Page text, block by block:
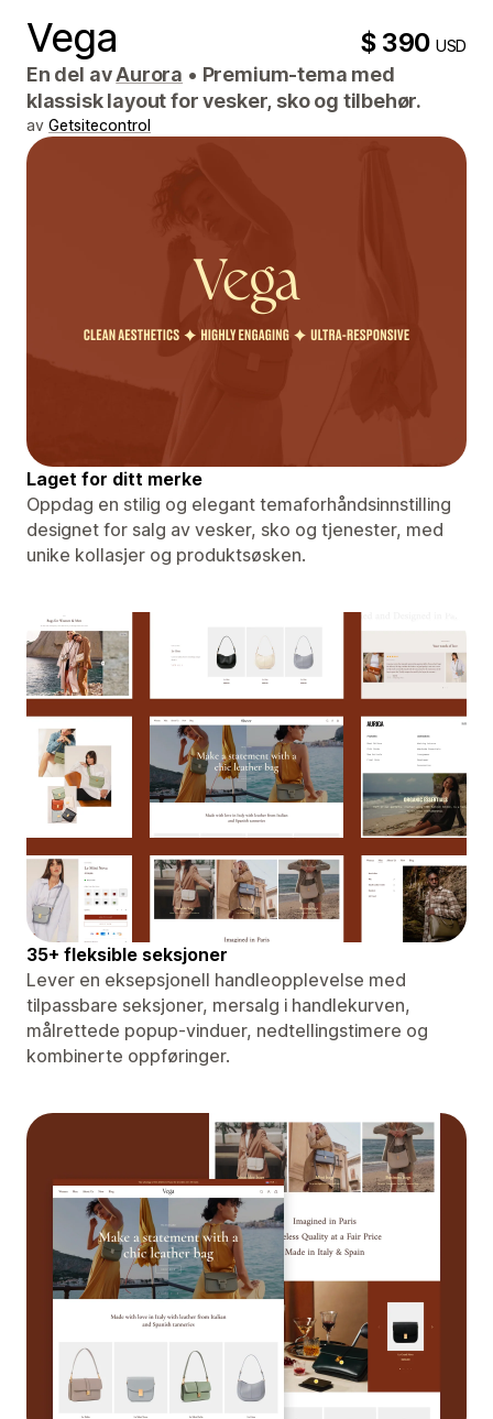
Vega $ 390USD
En del avAurora • Premium-tema med
klassisk layout for vesker, sko og tilbehør.
av Getsitecontrol
Laget for ditt merke
Oppdag en stilig og elegant temaforhåndsinnstilling
designet for salg av vesker, sko og tjenester, med
unike kollasjer og produktsøsken.
35+ fleksible seksjoner
Lever en eksepsjonell handleopplevelse med
tilpassbare seksjoner, mersalg i handlekurven,
målrettede popup-vinduer, nedtellingstimere og
kombinerte oppføringer.